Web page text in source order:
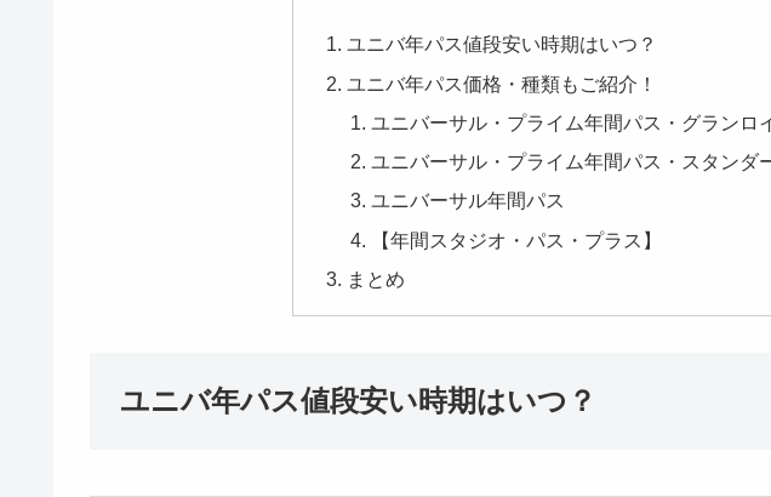
ユニバ年パス値段安い時期はいつ？
ユニバ年パス価格・種類もご紹介！
ユニバーサル・プライム年間パス・グランロ
ユニバーサル・プライム年間パス・スタンダ
ユニバーサル年間パス
【年間スタジオ・パス・プラス】
まとめ
ユニバ年パス値段安い時期はいつ？